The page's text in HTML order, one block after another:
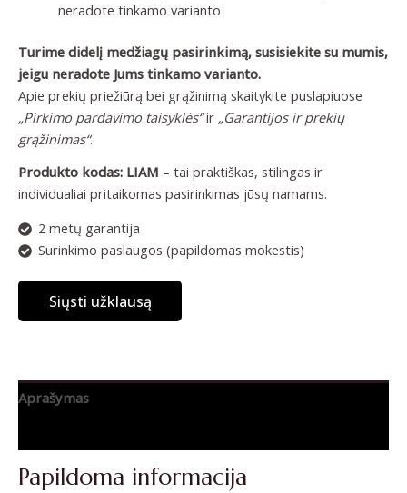
neradote tinkamo varianto
Turime didelį medžiagų pasirinkimą, susisiekite su mumis,
jeigu neradote Jums tinkamo varianto.
Apie prekių priežiūrą bei grąžinimą skaitykite puslapiuose
„Pirkimo pardavimo taisyklės“ir „Garantijos ir prekių
grąžinimas“.
Produkto kodas: LIAM – tai praktiškas, stilingas ir
individualiai pritaikomas pasirinkimas jūsų namams.
2 metų garantija
Surinkimo paslaugos (papildomas mokestis)
Siųsti užklausą
Aprašymas
Papildoma informacija